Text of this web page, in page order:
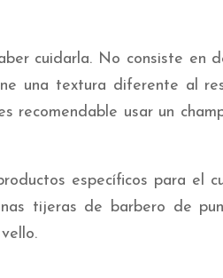
cuidarla. No consiste en
una textura diferente al
recomendable usar un
específicos para el
tijeras de barbero de